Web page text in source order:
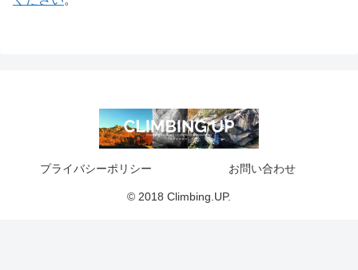
プライバシーポリシー お問い合わせ
© 2018 Climbing.UP.